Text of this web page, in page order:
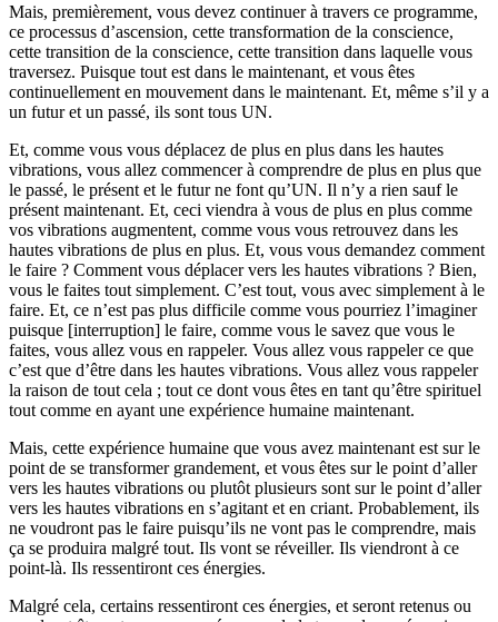
Mais, premièrement, vous devez continuer à travers ce programme,
ce processus d’ascension, cette transformation de la conscience,
cette transition de la conscience, cette transition dans laquelle vous
traversez. Puisque tout est dans le maintenant, et vous êtes
continuellement en mouvement dans le maintenant. Et, même s’il y a
un futur et un passé, ils sont tous UN.
Et, comme vous vous déplacez de plus en plus dans les hautes
vibrations, vous allez commencer à comprendre de plus en plus que
le passé, le présent et le futur ne font qu’UN. Il n’y a rien sauf le
présent maintenant. Et, ceci viendra à vous de plus en plus comme
vos vibrations augmentent, comme vous vous retrouvez dans les
hautes vibrations de plus en plus. Et, vous vous demandez comment
le faire ? Comment vous déplacer vers les hautes vibrations ? Bien,
vous le faites tout simplement. C’est tout, vous avec simplement à le
faire. Et, ce n’est pas plus difficile comme vous pourriez l’imaginer
puisque [interruption] le faire, comme vous le savez que vous le
faites, vous allez vous en rappeler. Vous allez vous rappeler ce que
c’est que d’être dans les hautes vibrations. Vous allez vous rappeler
la raison de tout cela ; tout ce dont vous êtes en tant qu’être spirituel
tout comme en ayant une expérience humaine maintenant.
Mais, cette expérience humaine que vous avez maintenant est sur le
point de se transformer grandement, et vous êtes sur le point d’aller
vers les hautes vibrations ou plutôt plusieurs sont sur le point d’aller
vers les hautes vibrations en s’agitant et en criant. Probablement, ils
ne voudront pas le faire puisqu’ils ne vont pas le comprendre, mais
ça se produira malgré tout. Ils vont se réveiller. Ils viendront à ce
point-là. Ils ressentiront ces énergies.
Malgré cela, certains ressentiront ces énergies, et seront retenus ou